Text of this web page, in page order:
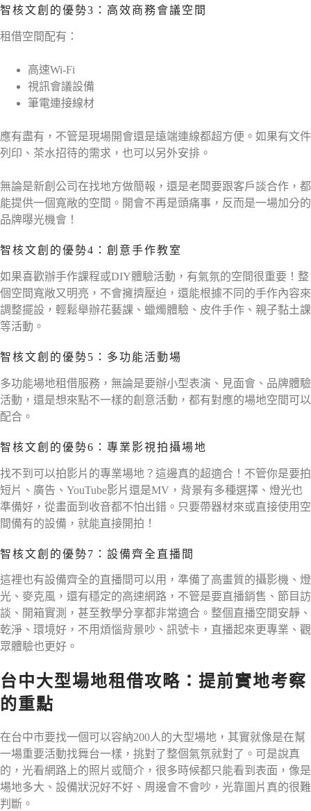
智核文創的優勢3：高效商務會議空間
租借空間配有：
高速Wi-Fi
視訊會議設備
筆電連接線材
應有盡有，不管是現場開會還是遠端連線都超方便。如果有文件
列印、茶水招待的需求，也可以另外安排。
無論是新創公司在找地方做簡報，還是老闆要跟客戶談合作，都
能提供一個寬敞的空間。開會不再是頭痛事，反而是一場加分的
品牌曝光機會！
智核文創的優勢4：創意手作教室
如果喜歡辦手作課程或DIY體驗活動，有氣氛的空間很重要！整
個空間寬敞又明亮，不會擁擠壓迫，還能根據不同的手作內容來
調整擺設，輕鬆舉辦花藝課、蠟燭體驗、皮件手作、親子黏土課
等活動。
智核文創的優勢5：多功能活動場
多功能場地租借服務，無論是要辦小型表演、見面會、品牌體驗
活動，還是想來點不一樣的創意活動，都有對應的場地空間可以
配合。
智核文創的優勢6：專業影視拍攝場地
找不到可以拍影片的專業場地？這邊真的超適合！不管你是要拍
短片、廣告、YouTube影片還是MV，背景有多種選擇、燈光也
準備好，從畫面到收音都不怕出錯。只要帶器材來或直接使用空
間備有的設備，就能直接開拍！
智核文創的優勢7：設備齊全直播間
這裡也有設備齊全的直播間可以用，準備了高畫質的攝影機、燈
光、麥克風，還有穩定的高速網路，不管是要直播銷售、節目訪
談、開箱實測，甚至教學分享都非常適合。整個直播空間安靜、
乾淨、環境好，不用煩惱背景吵、訊號卡，直播起來更專業、觀
眾體驗也更好。
台中大型場地租借攻略：提前實地考察
的重點
在台中市要找一個可以容納200人的大型場地，其實就像是在幫
一場重要活動找舞台一樣，挑對了整個氣氛就對了。可是說真
的，光看網路上的照片或簡介，很多時候都只能看到表面，像是
場地多大、設備狀況好不好、周邊會不會吵，光靠圖片真的很難
判斷。